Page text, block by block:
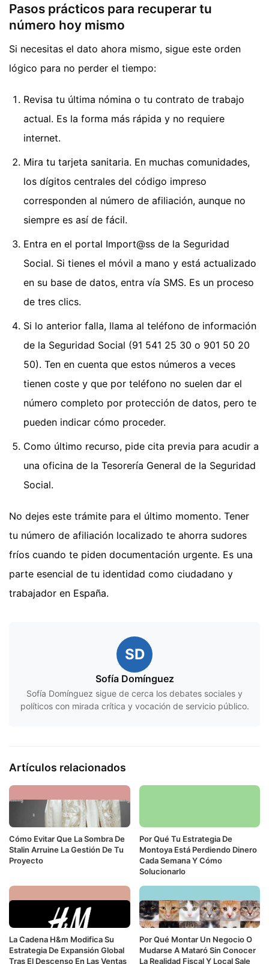
Pasos prácticos para recuperar tu
número hoy mismo
Si necesitas el dato ahora mismo, sigue este orden
lógico para no perder el tiempo:
Revisa tu última nómina o tu contrato de trabajo
actual. Es la forma más rápida y no requiere
internet.
Mira tu tarjeta sanitaria. En muchas comunidades,
los dígitos centrales del código impreso
corresponden al número de afiliación, aunque no
siempre es así de fácil.
Entra en el portal Import@ss de la Seguridad
Social. Si tienes el móvil a mano y está actualizado
en su base de datos, entra vía SMS. Es un proceso
de tres clics.
Si lo anterior falla, llama al teléfono de información
de la Seguridad Social (91 541 25 30 o 901 50 20
50). Ten en cuenta que estos números a veces
tienen coste y que por teléfono no suelen dar el
número completo por protección de datos, pero te
pueden indicar cómo proceder.
Como último recurso, pide cita previa para acudir a
una oficina de la Tesorería General de la Seguridad
Social.
No dejes este trámite para el último momento. Tener
tu número de afiliación localizado te ahorra sudores
fríos cuando te piden documentación urgente. Es una
parte esencial de tu identidad como ciudadano y
trabajador en España.
SD
Sofía Domínguez
Sofía Domínguez sigue de cerca los debates sociales y
políticos con mirada crítica y vocación de servicio público.
Artículos relacionados
Cómo Evitar Que La Sombra De
Stalin Arruine La Gestión De Tu
Proyecto
Por Qué Tu Estrategia De
Montoya Está Perdiendo Dinero
Cada Semana Y Cómo
Solucionarlo
La Cadena H&m Modifica Su
Estrategia De Expansión Global
Tras El Descenso En Las Ventas
Por Qué Montar Un Negocio O
Mudarse A Mataró Sin Conocer
La Realidad Fiscal Y Local Sale